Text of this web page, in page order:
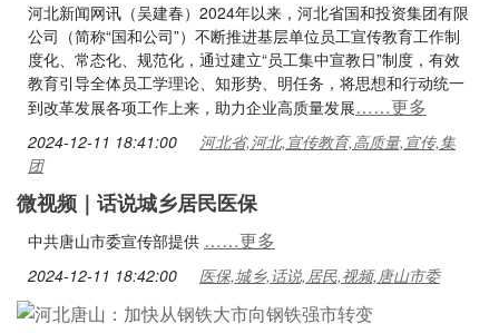
河北新闻网讯（吴建春）2024年以来，河北省国和投资集团有限
公司（简称“国和公司”）不断推进基层单位员工宣传教育工作制
度化、常态化、规范化，通过建立“员工集中宣教日”制度，有效
教育引导全体员工学理论、知形势、明任务，将思想和行动统一
到改革发展各项工作上来，助力企业高质量发展……更多
2024-12-11 18:41:00
河北省,河北,宣传教育,高质量,宣传,集
团
微视频｜话说城乡居民医保
中共唐山市委宣传部提供 ……更多
2024-12-11 18:42:00 医保,城乡,话说,居民,视频,唐山市委